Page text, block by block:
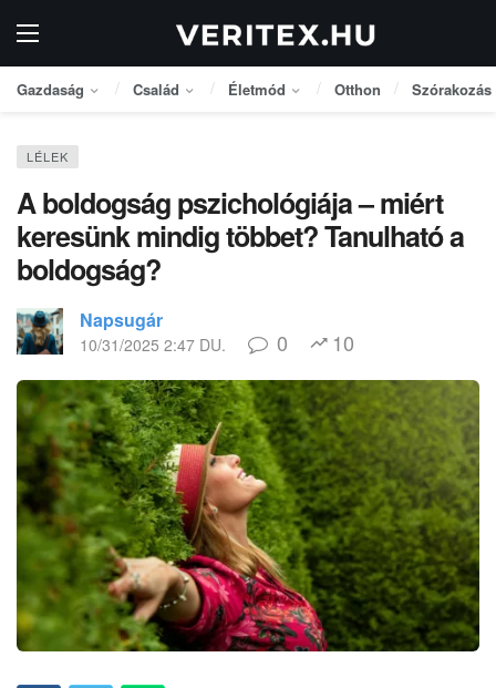
Gazdaság Család Életmód Otthon Szórakozás
LÉLEK
A boldogság pszichológiája – miért
keresünk mindig többet? Tanulható a
boldogság?
Napsugár
10/31/2025 2:47 DU. 0 10